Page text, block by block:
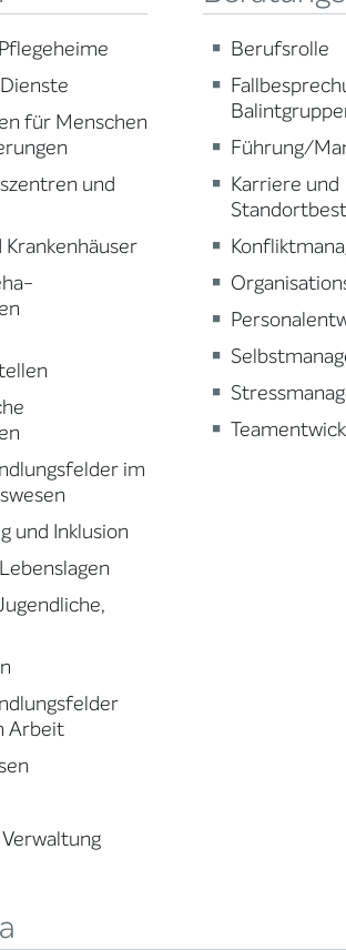
für Menschen
und
Krankenhäuser
im
und Inklusion
Arbeit
Berufsrolle
Führung/
Karriere und